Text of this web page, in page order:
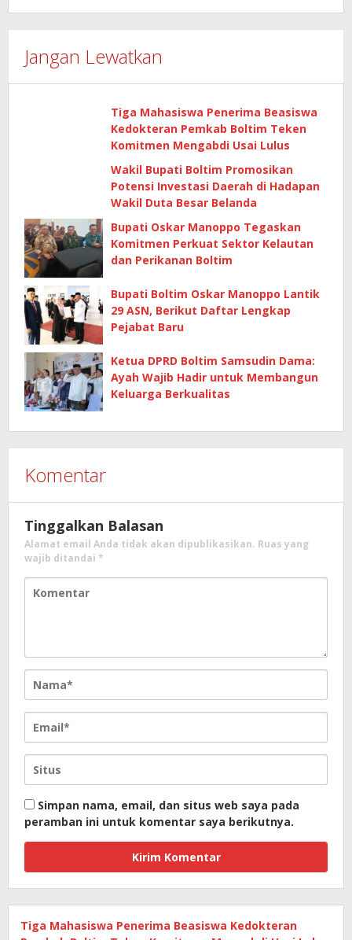
Jangan Lewatkan
Tiga Mahasiswa Penerima Beasiswa
Kedokteran Pemkab Boltim Teken
Komitmen Mengabdi Usai Lulus
Wakil Bupati Boltim Promosikan
Potensi Investasi Daerah di Hadapan
Wakil Duta Besar Belanda
Bupati Oskar Manoppo Tegaskan
Komitmen Perkuat Sektor Kelautan
dan Perikanan Boltim
Bupati Boltim Oskar Manoppo Lantik
29 ASN, Berikut Daftar Lengkap
Pejabat Baru
Ketua DPRD Boltim Samsudin Dama:
Ayah Wajib Hadir untuk Membangun
Keluarga Berkualitas
Komentar
Tinggalkan Balasan
Alamat email Anda tidak akan dipublikasikan. Ruas yang
wajib ditandai *
Simpan nama, email, dan situs web saya pada
peramban ini untuk komentar saya berikutnya.
Tiga Mahasiswa Penerima Beasiswa Kedokteran